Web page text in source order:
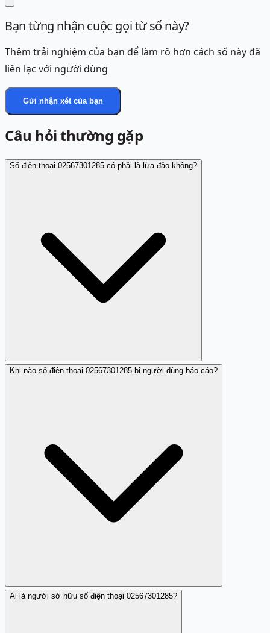
Bạn từng nhận cuộc gọi từ số này?
Thêm trải nghiệm của bạn để làm rõ hơn cách số này đã
liên lạc với người dùng
Gửi nhận xét của bạn
Câu hỏi thường gặp
Số điện thoại 02567301285 có phải là lừa đảo không?
Có, số điện thoại 02567301285 đã được báo cáo là lừa
Khi nào số điện thoại 02567301285 bị người dùng báo cáo?
Số điện thoại này đã bị báo cáo vào ngày 24/3/2025.
Ai là người sở hữu số điện thoại 02567301285?